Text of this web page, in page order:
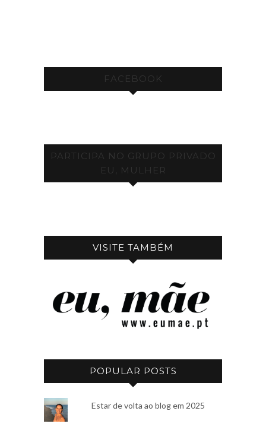
FACEBOOK
PARTICIPA NO GRUPO PRIVADO
EU, MULHER
VISITE TAMBÉM
POPULAR POSTS
Estar de volta ao blog em 2025